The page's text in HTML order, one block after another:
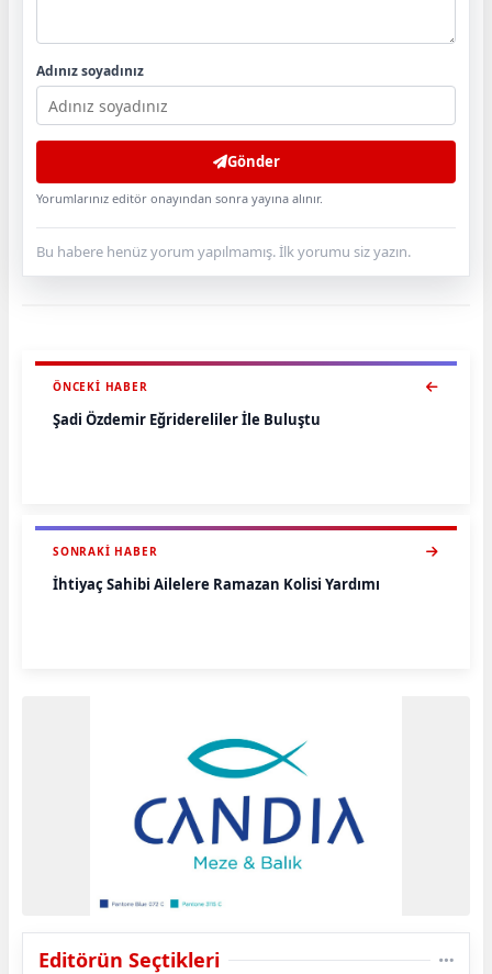
Adınız soyadınız
Gönder
Yorumlarınız editör onayından sonra yayına alınır.
Bu habere henüz yorum yapılmamış. İlk yorumu siz yazın.
ÖNCEKI HABER
Şadi Özdemir Eğridereliler İle Buluştu
SONRAKI HABER
İhtiyaç Sahibi Ailelere Ramazan Kolisi Yardımı
Editörün Seçtikleri